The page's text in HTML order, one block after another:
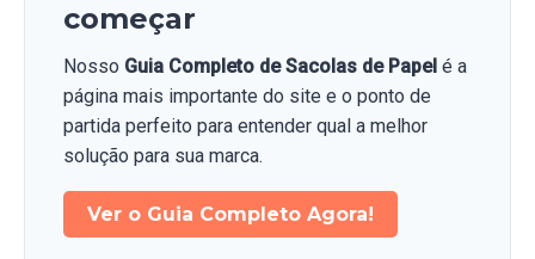
começar
Nosso Guia Completo de Sacolas de Papel é a
página mais importante do site e o ponto de
partida perfeito para entender qual a melhor
solução para sua marca.
Ver o Guia Completo Agora!